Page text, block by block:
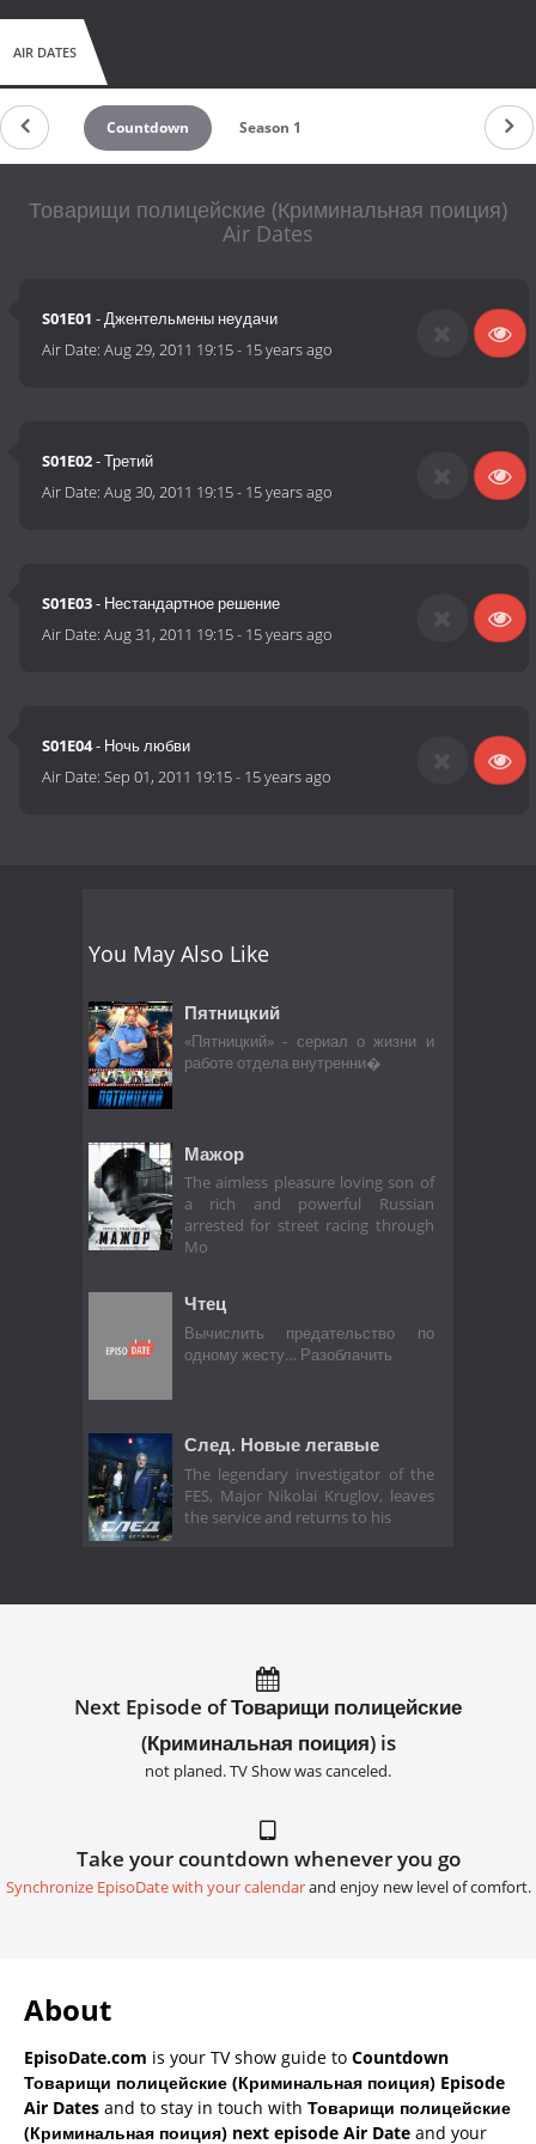
- Отдел по борьбе с мошенничеством, или «Артисты».
- Отдел по раскрытию краж, или «13 отдел».
- И отдел собственной безопасности ГУВД Москвы, или
«Инквизиторы». (Source: ТЕЛЕРоман)
AIR DATES
Countdown Season 1
Товарищи полицейские (Криминальная поиция)
Air Dates
S01E01 - Джентельмены неудачи
Air Date:Aug 29, 2011 19:15- 15 years ago
S01E02- Третий
Air Date:Aug 30, 2011 19:15- 15 years ago
S01E03- Нестандартное решение
Air Date:Aug 31, 2011 19:15- 15 years ago
S01E04- Ночь любви
Air Date:Sep 01, 2011 19:15- 15 years ago
You May Also Like
Пятницкий
«Пятницкий» - сериал о жизни и
работе отдела внутренни�
Мажор
The aimless pleasure loving son of
a rich and powerful Russian
arrested for street racing through
Mo
Чтец
Вычислить предательство по
одному жесту… Разоблачить
След. Новые легавые
The legendary investigator of the
FES, Major Nikolai Kruglov, leaves
the service and returns to his
Next Episode of Товарищи полицейские
(Криминальная поиция) is
not planed. TV Show was canceled.
Take your countdown whenever you go
Synchronize EpisoDate with your calendarand enjoy new level of comfort.
About
EpisoDate.com is your TV show guide to Countdown
Товарищи полицейские (Криминальная поиция) Episode
Air Dates and to stay in touch with Товарищи полицейские
(Криминальная поиция) next episode Air Date and your